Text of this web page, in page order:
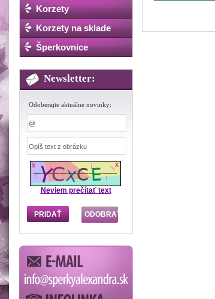
Korzety
Korzety na sklade
Šperkovnice
Newsletter:
Odoberajte aktuálne novinky:
Neviem prečítať text